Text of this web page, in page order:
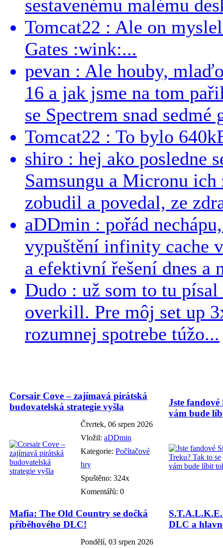
sestavenému malému
Tomcat22 : Ale on
Gates :wink:...
pevan : Ale houby,
16 a jak jsme na tom
se Spectrem snad sedmé
Tomcat22 : To bylo
shiro : hej ako posledne
Samsungu a Micronu
zobudil a povedal, ze
aDDmin : pořád
vypuštění infinity cache
a efektivní řešení dnes a
Dudo : už som to tu
overkill. Pre môj set up
rozumnej spotrebe túžo...
Corsair Cove – zajímavá pirátská
budovatelská strategie vyšla
Čtvrtek, 06 srpen 2026
Vložil: aDDmin
Kategorie: Počítačové
hry
Spuštěno: 324x
Komentářů: 0
Jste
vám bude
Mafia: The Old Country se dočká
příběhového DLC!
Pondělí, 03 srpen 2026
DLC a